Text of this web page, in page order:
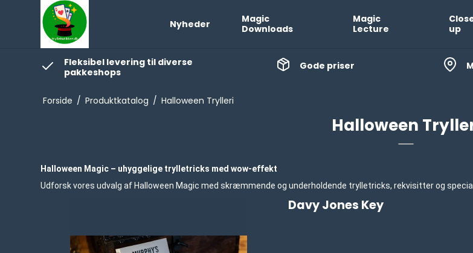
Nyheder
Magic
Downloads
Magic
Lecture
up
Fleksibel levering til diverse
pakkeshops
Gode priser
Forside / Produktkatalog / Halloween Trylleri
Halloween
Halloween Magic – uhyggelige trylletricks med wow-effekt
Udforsk vores udvalg af Halloween Magic med skræmmende og underholdende trylletricks, rekvisitter og
Davy Jones Key